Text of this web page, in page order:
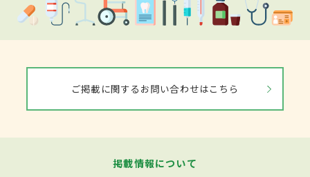
ご掲載に関するお問い合わせはこちら
掲載情報について